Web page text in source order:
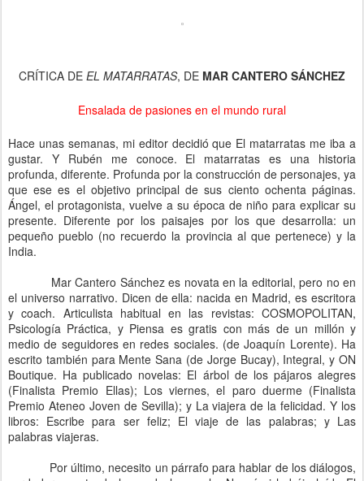
CRÍTICA DE EL MATARRATAS, DE MAR CANTERO SÁNCHEZ
Ensalada de pasiones en el mundo rural
Hace unas semanas, mi editor decidió que El matarratas me iba a
gustar. Y Rubén me conoce. El matarratas es una historia
profunda, diferente. Profunda por la construcción de personajes, ya
que ese es el objetivo principal de sus ciento ochenta páginas.
Ángel, el protagonista, vuelve a su época de niño para explicar su
presente. Diferente por los paisajes por los que desarrolla: un
pequeño pueblo (no recuerdo la provincia al que pertenece) y la
India.
Mar Cantero Sánchez es novata en la editorial, pero no en
el universo narrativo. Dicen de ella: nacida en Madrid, es escritora
y coach. Articulista habitual en las revistas: COSMOPOLITAN,
Psicología Práctica, y Piensa es gratis con más de un millón y
medio de seguidores en redes sociales. (de Joaquín Lorente). Ha
escrito también para Mente Sana (de Jorge Bucay), Integral, y ON
Boutique. Ha publicado novelas: El árbol de los pájaros alegres
(Finalista Premio Ellas); Los viernes, el paro duerme (Finalista
Premio Ateneo Joven de Sevilla); y La viajera de la felicidad. Y los
libros: Escribe para ser feliz; El viaje de las palabras; y Las
palabras viajeras.
Por último, necesito un párrafo para hablar de los diálogos,